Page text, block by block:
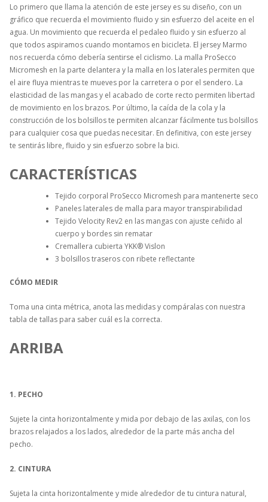
Lo primero que llama la atención de este jersey es su diseño, con un
gráfico que recuerda el movimiento fluido y sin esfuerzo del aceite en el
agua. Un movimiento que recuerda el pedaleo fluido y sin esfuerzo al
que todos aspiramos cuando montamos en bicicleta. El jersey Marmo
nos recuerda cómo debería sentirse el ciclismo. La malla ProSecco
Micromesh en la parte delantera y la malla en los laterales permiten que
el aire fluya mientras te mueves por la carretera o por el sendero. La
elasticidad de las mangas y el acabado de corte recto permiten libertad
de movimiento en los brazos. Por último, la caída de la cola y la
construcción de los bolsillos te permiten alcanzar fácilmente tus bolsillos
para cualquier cosa que puedas necesitar. En definitiva, con este jersey
te sentirás libre, fluido y sin esfuerzo sobre la bici.
CARACTERÍSTICAS
Tejido corporal ProSecco Micromesh para mantenerte seco
Paneles laterales de malla para mayor transpirabilidad
Tejido Velocity Rev2 en las mangas con ajuste ceñido al
cuerpo y bordes sin rematar
Cremallera cubierta YKK® Vislon
3 bolsillos traseros con ribete reflectante
CÓMO MEDIR
Toma una cinta métrica, anota las medidas y compáralas con nuestra
tabla de tallas para saber cuál es la correcta.
ARRIBA
1. PECHO
Sujete la cinta horizontalmente y mida por debajo de las axilas, con los
brazos relajados a los lados, alrededor de la parte más ancha del
pecho.
2. CINTURA
Sujeta la cinta horizontalmente y mide alrededor de tu cintura natural,